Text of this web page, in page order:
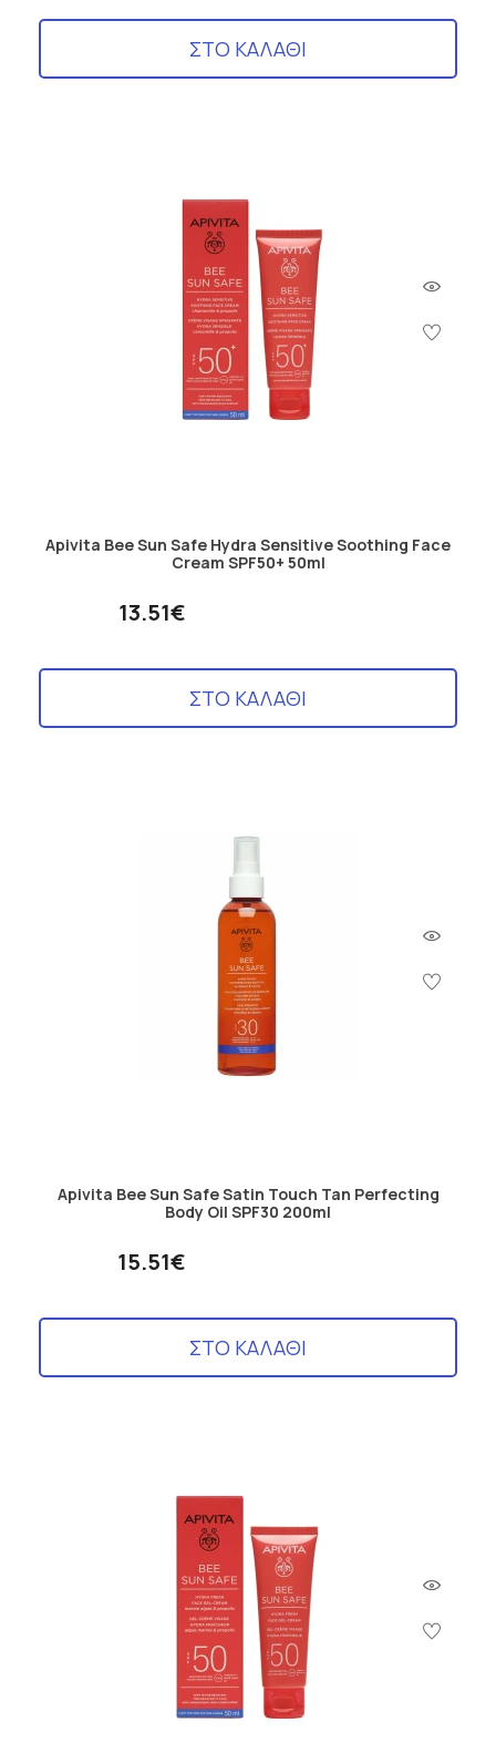
ΣΤΟ ΚΑΛΑΘΙ
Apivita Bee Sun Safe Hydra Sensitive Soothing Face
Cream SPF50+ 50ml
13.51€
ΣΤΟ ΚΑΛΑΘΙ
Apivita Bee Sun Safe Satin Touch Tan Perfecting
Body Oil SPF30 200ml
15.51€
ΣΤΟ ΚΑΛΑΘΙ